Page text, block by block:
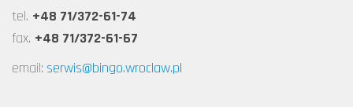
tel. +48 71/372-61-74
fax. +48 71/372-61-67
email: serwis@bingo.wroclaw.pl